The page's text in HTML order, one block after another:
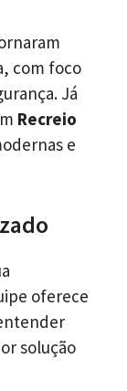
com foco
Já
Recreio
e
oferece
solução